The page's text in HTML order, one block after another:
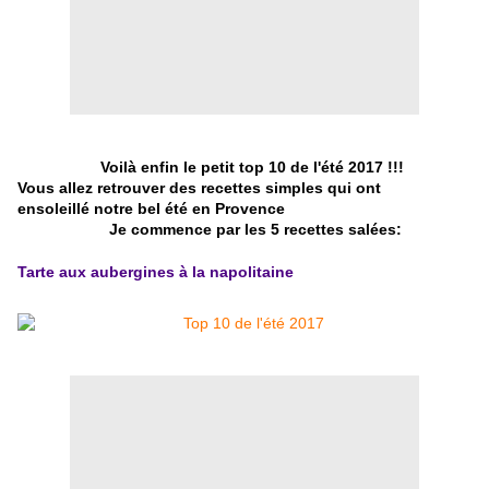
Voilà enfin le petit top 10 de l'été 2017 !!!
Vous allez retrouver des recettes simples qui ont
ensoleillé notre bel été en Provence
Je commence par les 5 recettes salées:
Tarte aux aubergines à la napolitaine